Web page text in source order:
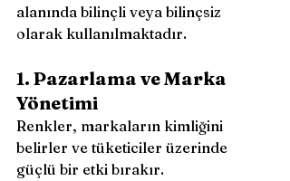
alanında bilinçli veya bilinçsiz
olarak kullanılmaktadır.
1. Pazarlama ve Marka
Yönetimi
Renkler, markaların kimliğini
belirler ve tüketiciler üzerinde
güçlü bir etki bırakır.